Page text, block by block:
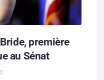
première
au Sénat